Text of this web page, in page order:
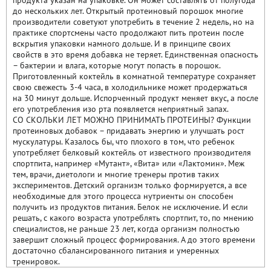
до нескольких лет. Открытый протеиновый порошок многие
производители советуют употребить в течение 2 недель, но на
практике спортсмены часто продолжают пить протеин после
вскрытия упаковки намного дольше. И в принципе своих
свойств в это время добавка не теряет. Единственная опасность
– бактерии и влага, которые могут попасть в порошок.
Приготовленный коктейль в комнатной температуре сохраняет
свою свежесть 3-4 часа, в холодильнике может продержаться
на 30 минут дольше. Испорченный продукт меняет вкус, а после
его употребления изо рта появляется неприятный запах.
СО СКОЛЬКИ ЛЕТ МОЖНО ПРИНИМАТЬ ПРОТЕИНЫ? Функции
протеиновых добавок – придавать энергию и улучшать рост
мускулатуры. Казалось бы, что плохого в том, что ребенок
употребляет белковый коктейль от известного производителя
спортпита, например «Мутант», «Вита» или «Лактомин». Меж
тем, врачи, диетологи и многие тренеры против таких
экспериментов. Детский организм только формируется, а все
необходимые для этого процесса нутриенты он способен
получить из продуктов питания. Белок не исключение. И если
решать, с какого возраста употреблять спортпит, то, по мнению
специалистов, не раньше 23 лет, когда организм полностью
завершит сложный процесс формирования. А до этого времени
достаточно сбалансированного питания и умеренных
тренировок.